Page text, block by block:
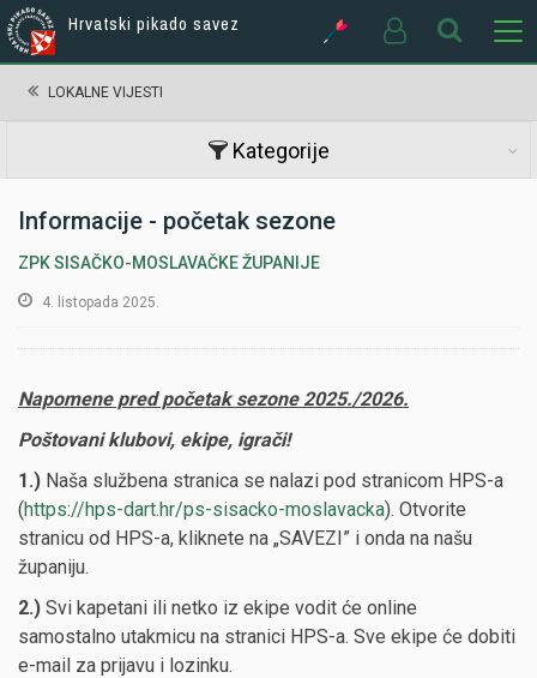
Hrvatski pikado savez
LOKALNE VIJESTI
Kategorije
Informacije - početak sezone
ZPK SISAČKO-MOSLAVAČKE ŽUPANIJE
4. listopada 2025.
Napomene pred početak sezone 2025./2026.
Poštovani klubovi, ekipe, igrači!
1.) Naša službena stranica se nalazi pod stranicom HPS-a
(https://hps-dart.hr/ps-sisacko-moslavacka). Otvorite
stranicu od HPS-a, kliknete na „SAVEZI” i onda na našu
županiju.
2.) Svi kapetani ili netko iz ekipe vodit će online
samostalno utakmicu na stranici HPS-a. Sve ekipe će dobiti
e-mail za prijavu i lozinku.